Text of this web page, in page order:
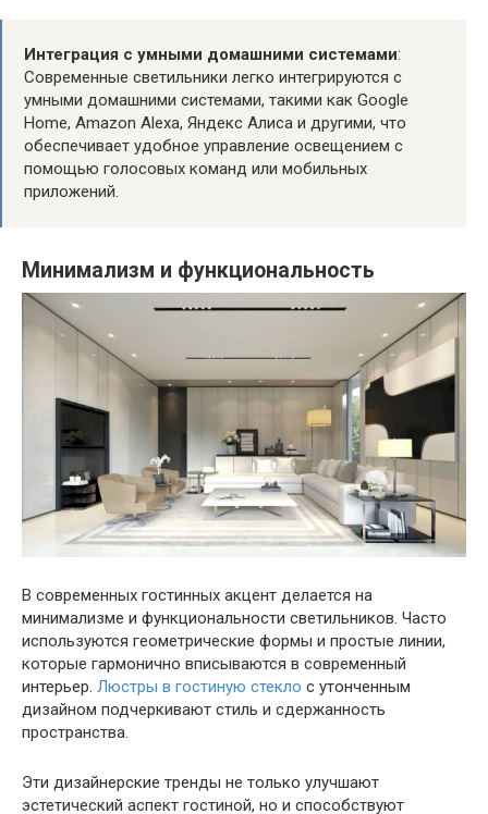
Интеграция с умными домашними системами:
Современные светильники легко интегрируются с
умными домашними системами, такими как Google
Home, Amazon Alexa, Яндекс Алиса и другими, что
обеспечивает удобное управление освещением с
помощью голосовых команд или мобильных
приложений.
Минимализм и функциональность
В современных гостинных акцент делается на
минимализме и функциональности светильников. Часто
используются геометрические формы и простые линии,
которые гармонично вписываются в современный
интерьер. Люстры в гостиную стекло с утонченным
дизайном подчеркивают стиль и сдержанность
пространства.
Эти дизайнерские тренды не только улучшают
эстетический аспект гостиной, но и способствуют